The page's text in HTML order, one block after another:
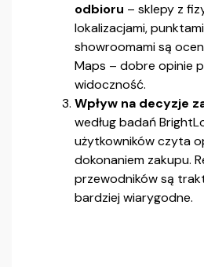
odbioru – sklepy z
lokalizacjami,
showroomami są
Maps – dobre opinie
widoczność.
Wpływ na decyzje
według badań
użytkowników czyta
dokonaniem zakupu.
przewodników są
bardziej wiarygodne.